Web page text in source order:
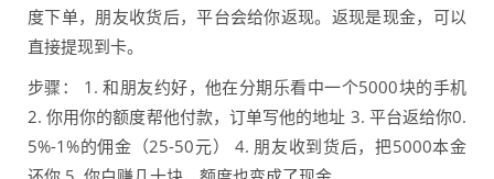
度下单，朋友收货后，平台会给你返现。返现是现金，可以
直接提现到卡。
步骤： 1. 和朋友约好，他在分期乐看中一个5000块的手机
2. 你用你的额度帮他付款，订单写他的地址 3. 平台返给你0.
5%-1%的佣金（25-50元） 4. 朋友收到货后，把5000本金